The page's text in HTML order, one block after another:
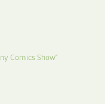
Comics Show”